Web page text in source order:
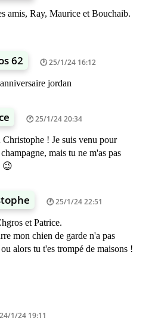
amis, Ray, Maurice et Bouchaib.
62 25/1/24 16:12
jordan
25/1/24 20:34
Christophe ! Je suis venu pour
mais tu ne m'as pas
😉
25/1/24 22:51
et Patrice.
mon chien de garde n'a pas
alors tu t'es trompé de maisons !
24/1/24 19:11